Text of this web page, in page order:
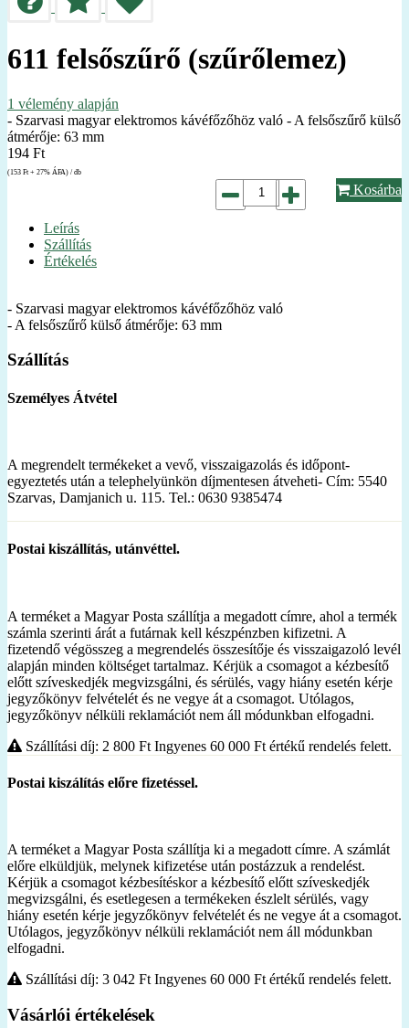
611 felsőszűrő (szűrőlemez)
1 vélemény alapján
- Szarvasi magyar elektromos kávéfőzőhöz való - A felsőszűrő külső
átmérője: 63 mm
194 Ft
(153 Ft + 27% ÁFA) / db
Kosárba
Leírás
Szállítás
Értékelés
- Szarvasi magyar elektromos kávéfőzőhöz való
- A felsőszűrő külső átmérője: 63 mm
Szállítás
Személyes Átvétel
A megrendelt termékeket a vevő, visszaigazolás és időpont-
egyeztetés után a telephelyünkön díjmentesen átveheti- Cím: 5540
Szarvas, Damjanich u. 115. Tel.: 0630 9385474
Postai kiszállítás, utánvéttel.
A terméket a Magyar Posta szállítja a megadott címre, ahol a termék
számla szerinti árát a futárnak kell készpénzben kifizetni. A
fizetendő végösszeg a megrendelés összesítője és visszaigazoló levél
alapján minden költséget tartalmaz. Kérjük a csomagot a kézbesítő
előtt szíveskedjék megvizsgálni, és sérülés, vagy hiány esetén kérje
jegyzőkönyv felvételét és ne vegye át a csomagot. Utólagos,
jegyzőkönyv nélküli reklamációt nem áll módunkban elfogadni.
Szállítási díj: 2 800 Ft Ingyenes 60 000 Ft értékű rendelés felett.
Postai kiszálítás előre fizetéssel.
A terméket a Magyar Posta szállítja ki a megadott címre. A számlát
előre elküldjük, melynek kifizetése után postázzuk a rendelést.
Kérjük a csomagot kézbesítéskor a kézbesítő előtt szíveskedjék
megvizsgálni, és esetlegesen a termékeken észlelt sérülés, vagy
hiány esetén kérje jegyzőkönyv felvételét és ne vegye át a csomagot.
Utólagos, jegyzőkönyv nélküli reklamációt nem áll módunkban
elfogadni.
Szállítási díj: 3 042 Ft Ingyenes 60 000 Ft értékű rendelés felett.
Vásárlói értékelések